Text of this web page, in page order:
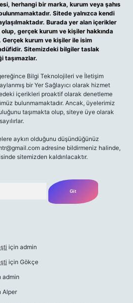
herhangi bir marka, kurum veya şahıs
Sitede yalnızca kendi
Burada yer alan içerikler
gerçek kurum ve kişiler hakkında
Gerçek kurum ve kişiler ile isim
Sitemizdeki bilgiler taslak
taşımazlar.
Bilgi Teknolojileri ve İletişim
bir Yer Sağlayıcı olarak hizmet
içerikleri proaktif olarak denetleme
bulunmamaktadır. Ancak, üyelerimiz
taşımakta olup, siteye üye olarak
aykırı olduğunu düşündüğünüz
adresine bildirmeniz halinde,
sitemizden kaldırılacaktır.
için admin
için Gökçe
admin
Alper